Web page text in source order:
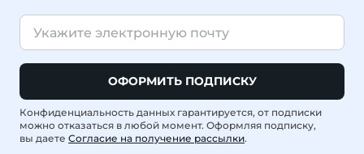
ОФОРМИТЬ ПОДПИСКУ
Конфиденциальность данных гарантируется, от подписки
можно отказаться в любой момент. Оформляя подписку,
вы даете Согласие на получение рассылки.